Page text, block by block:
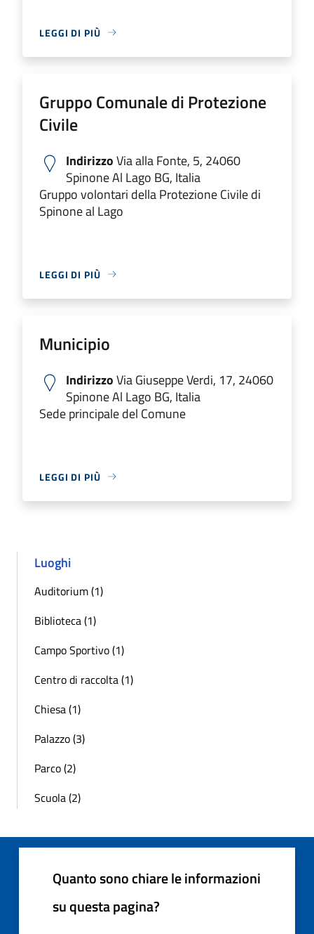
LEGGI DI PIÙ
Gruppo Comunale di Protezione
Civile
IndirizzoVia alla Fonte, 5, 24060
Spinone Al Lago BG, Italia
Gruppo volontari della Protezione Civile di
Spinone al Lago
LEGGI DI PIÙ
Municipio
IndirizzoVia Giuseppe Verdi, 17, 24060
Spinone Al Lago BG, Italia
Sede principale del Comune
LEGGI DI PIÙ
Luoghi
Auditorium (1)
Biblioteca (1)
Campo Sportivo (1)
Centro di raccolta (1)
Chiesa (1)
Palazzo (3)
Parco (2)
Scuola (2)
Quanto sono chiare le informazioni
su questa pagina?